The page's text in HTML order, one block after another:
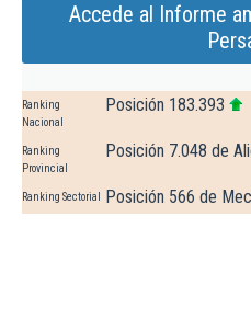
Accede al Informe
Ranking
Nacional
Posición 183.393
Ranking
Provincial
Posición 7.048 de
Ranking Sectorial Posición 566 de